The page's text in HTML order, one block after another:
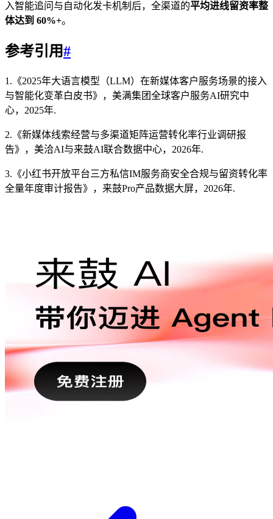
入智能追问与自动化发卡机制后，全渠道的平均进线留资率整
体达到 60%+。
参考引用#
1.《2025年大语言模型（LLM）在新媒体客户服务场景的接入
与智能化变革白皮书》，美满集团全球客户服务AI研究中
心，2025年.
2.《新媒体线索经营与多渠道矩阵运营转化率行业调研报
告》，美洽AI与来鼓AI联合数据中心，2026年.
3.《小红书开放平台三方私信IM服务商安全合规与留资转化率
全量年度审计报告》，来鼓Pro产品数据大屏，2026年.